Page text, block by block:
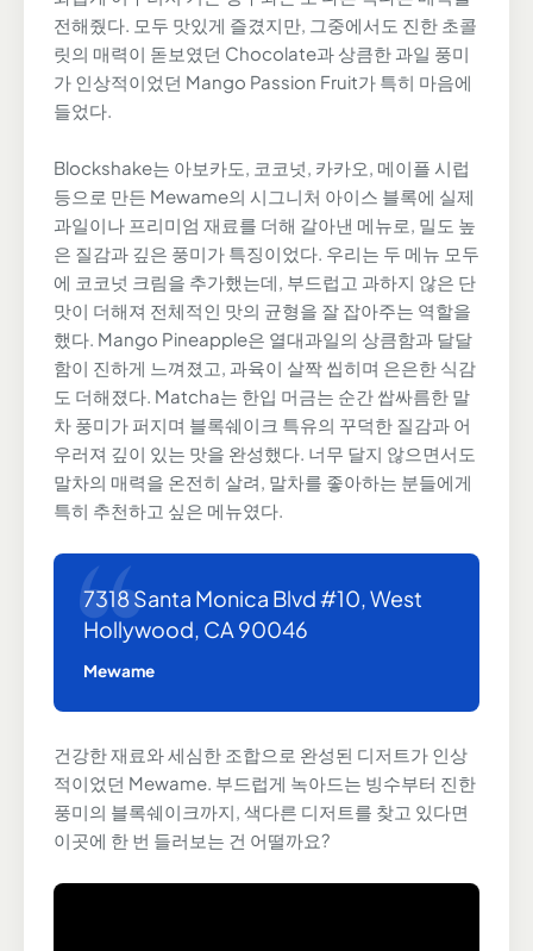
전해줬다. 모두 맛있게 즐겼지만, 그중에서도 진한 초콜
릿의 매력이 돋보였던 Chocolate과 상큼한 과일 풍미
가 인상적이었던 Mango Passion Fruit가 특히 마음에
들었다.
Blockshake는 아보카도, 코코넛, 카카오, 메이플 시럽
등으로 만든 Mewame의 시그니처 아이스 블록에 실제
과일이나 프리미엄 재료를 더해 갈아낸 메뉴로, 밀도 높
은 질감과 깊은 풍미가 특징이었다. 우리는 두 메뉴 모두
에 코코넛 크림을 추가했는데, 부드럽고 과하지 않은 단
맛이 더해져 전체적인 맛의 균형을 잘 잡아주는 역할을
했다. Mango Pineapple은 열대과일의 상큼함과 달달
함이 진하게 느껴졌고, 과육이 살짝 씹히며 은은한 식감
도 더해졌다. Matcha는 한입 머금는 순간 쌉싸름한 말
차 풍미가 퍼지며 블록쉐이크 특유의 꾸덕한 질감과 어
우러져 깊이 있는 맛을 완성했다. 너무 달지 않으면서도
말차의 매력을 온전히 살려, 말차를 좋아하는 분들에게
특히 추천하고 싶은 메뉴였다.
7318 Santa Monica Blvd #10, West
Hollywood, CA 90046
Mewame
건강한 재료와 세심한 조합으로 완성된 디저트가 인상
적이었던 Mewame. 부드럽게 녹아드는 빙수부터 진한
풍미의 블록쉐이크까지, 색다른 디저트를 찾고 있다면
이곳에 한 번 들러보는 건 어떨까요?